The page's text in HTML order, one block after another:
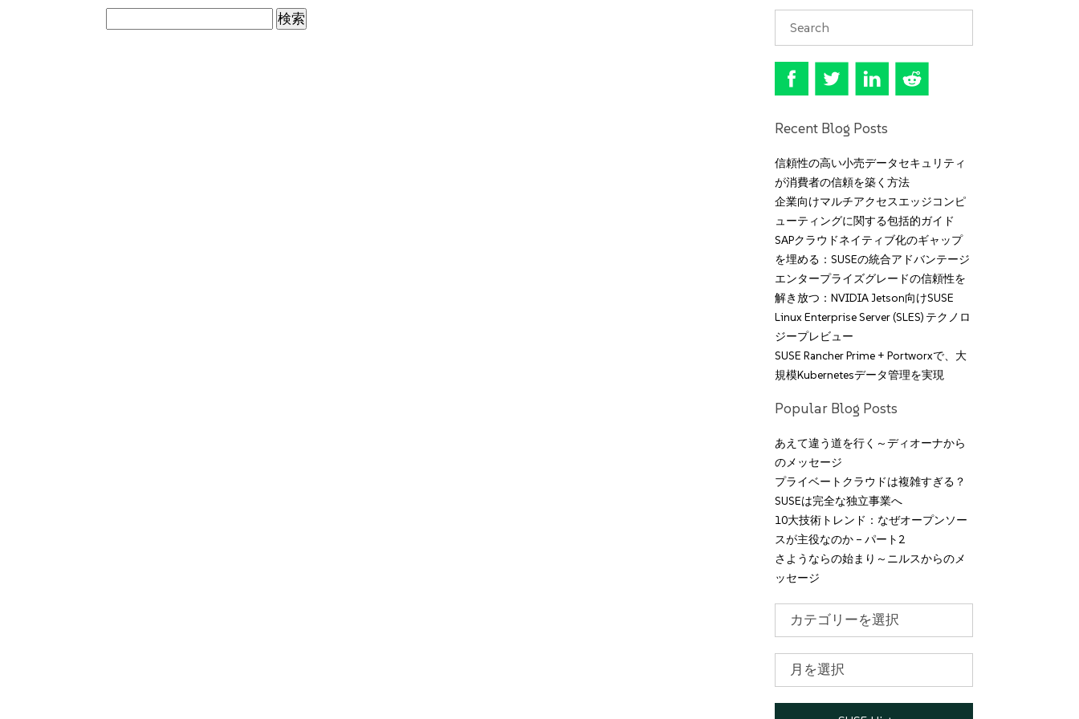
Recent Blog Posts
信頼性の高い小売データセキュリティ
が消費者の信頼を築く方法
企業向けマルチアクセスエッジコンピ
ューティングに関する包括的ガイド
SAPクラウドネイティブ化のギャップ
を埋める：SUSEの統合アドバンテージ
エンタープライズグレードの信頼性を
解き放つ：NVIDIA Jetson向けSUSE
Linux Enterprise Server (SLES) テクノロ
ジープレビュー
SUSE Rancher Prime + Portworxで、大
規模Kubernetesデータ管理を実現
Popular Blog Posts
あえて違う道を行く～ディオーナから
のメッセージ
プライベートクラウドは複雑すぎる？
SUSEは完全な独立事業へ
10大技術トレンド：なぜオープンソー
スが主役なのか – パート2
さようならの始まり～ニルスからのメ
ッセージ
ゴ
リ
カ
イ